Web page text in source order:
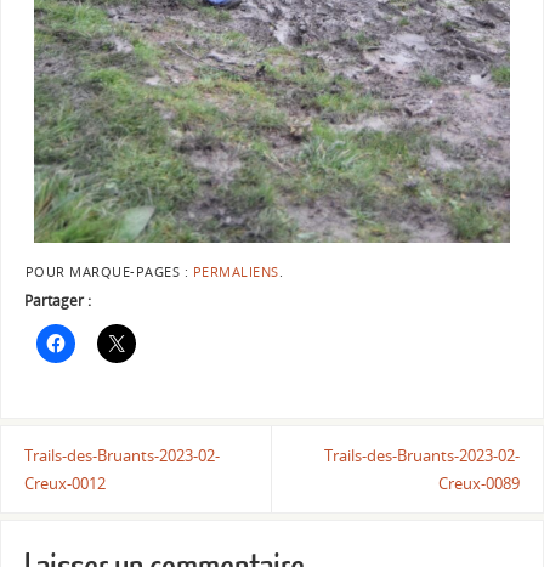
POUR MARQUE-PAGES : PERMALIENS
Partager :
Trails-des-Bruants-2023-02-
Creux-0012
Trails-des-Bruants-2023-02-
Creux-0089